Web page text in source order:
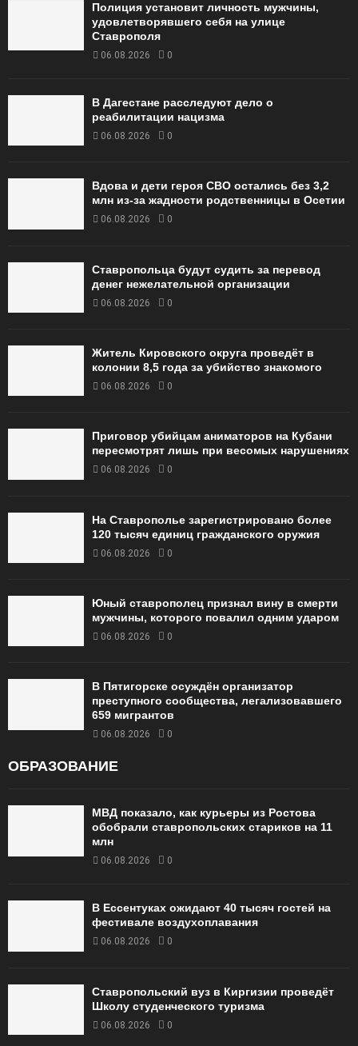
Полиция установит личность мужчины,
удовлетворявшего себя на улице
Ставрополя
06.08.2026 0
В Дагестане расследуют дело о
реабилитации нацизма
06.08.2026 0
Вдова и дети героя СВО остались без 3,2
млн из-за жадности родственницы в Осетии
06.08.2026 0
Ставропольца будут судить за перевод
денег нежелательной организации
06.08.2026 0
Житель Кировского округа проведёт в
колонии 8,5 года за убийство знакомого
06.08.2026 0
Приговор убийцам аниматоров на Кубани
пересмотрят лишь при весомых нарушениях
06.08.2026 0
На Ставрополье зарегистрировано более
120 тысяч единиц гражданского оружия
06.08.2026 0
Юный ставрополец признал вину в смерти
мужчины, которого повалил одним ударом
06.08.2026 0
В Пятигорске осуждён организатор
преступного сообщества, легализовавшего
659 мигрантов
06.08.2026 0
ОБРАЗОВАНИЕ
МВД показало, как курьеры из Ростова
обобрали ставропольских стариков на 11
млн
06.08.2026 0
В Ессентуках ожидают 40 тысяч гостей на
фестивале воздухоплавания
06.08.2026 0
Ставропольский вуз в Киргизии проведёт
Школу студенческого туризма
06.08.2026 0